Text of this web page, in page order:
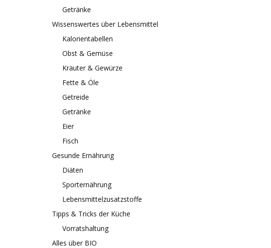
Getränke
Wissenswertes über Lebensmittel
Kalorientabellen
Obst & Gemüse
Kräuter & Gewürze
Fette & Öle
Getreide
Getränke
Eier
Fisch
Gesunde Ernährung
Diäten
Sporternährung
Lebensmittelzusatzstoffe
Tipps & Tricks der Küche
Vorratshaltung
Alles über BIO